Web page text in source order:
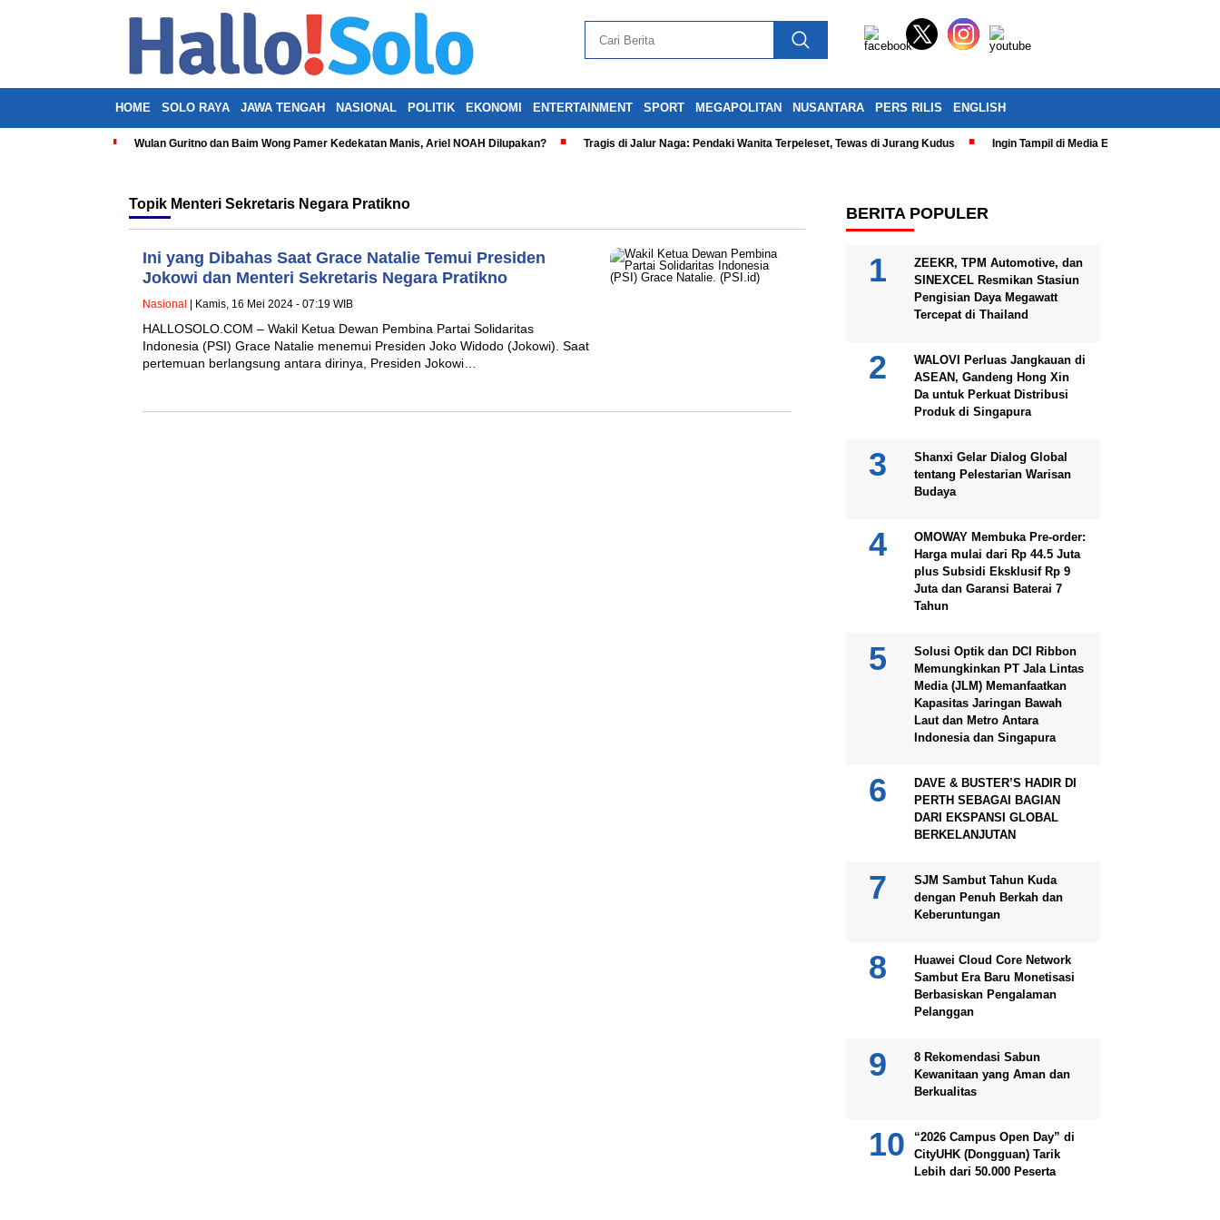
HOME SOLO RAYA JAWA TENGAH NASIONAL POLITIK EKONOMI ENTERTAINMENT SPORT MEGAPOLITAN NUSANTARA PERS RILIS ENGLISH
Wulan Guritno dan Baim Wong Pamer Kedekatan Manis, Ariel NOAH Dilupakan? Tragis di Jalur Naga: Pendaki Wanita Terpeleset, Tewas di Jurang Kudus Ingin Tampil di Media Ekonomi dan Bisnis
Topik Menteri Sekretaris Negara Pratikno
Ini yang Dibahas Saat Grace Natalie Temui Presiden
Jokowi dan Menteri Sekretaris Negara Pratikno
Nasional | Kamis, 16 Mei 2024 - 07:19 WIB
HALLOSOLO.COM – Wakil Ketua Dewan Pembina Partai Solidaritas
Indonesia (PSI) Grace Natalie menemui Presiden Joko Widodo (Jokowi). Saat
pertemuan berlangsung antara dirinya, Presiden Jokowi…
BERITA POPULER
ZEEKR, TPM Automotive, dan
SINEXCEL Resmikan Stasiun
Pengisian Daya Megawatt
Tercepat di Thailand
WALOVI Perluas Jangkauan di
ASEAN, Gandeng Hong Xin
Da untuk Perkuat Distribusi
Produk di Singapura
Shanxi Gelar Dialog Global
tentang Pelestarian Warisan
Budaya
OMOWAY Membuka Pre-order:
Harga mulai dari Rp 44.5 Juta
plus Subsidi Eksklusif Rp 9
Juta dan Garansi Baterai 7
Tahun
Solusi Optik dan DCI Ribbon
Memungkinkan PT Jala Lintas
Media (JLM) Memanfaatkan
Kapasitas Jaringan Bawah
Laut dan Metro Antara
Indonesia dan Singapura
DAVE & BUSTER’S HADIR DI
PERTH SEBAGAI BAGIAN
DARI EKSPANSI GLOBAL
BERKELANJUTAN
SJM Sambut Tahun Kuda
dengan Penuh Berkah dan
Keberuntungan
Huawei Cloud Core Network
Sambut Era Baru Monetisasi
Berbasiskan Pengalaman
Pelanggan
8 Rekomendasi Sabun
Kewanitaan yang Aman dan
Berkualitas
“2026 Campus Open Day” di
CityUHK (Dongguan) Tarik
Lebih dari 50.000 Peserta